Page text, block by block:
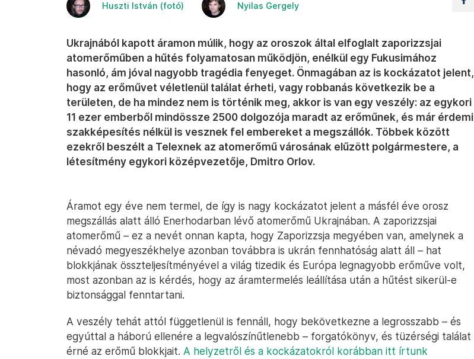
Huszti István (fotó) Nyilas Gergely
Ukrajnából kapott áramon múlik, hogy az oroszok által elfoglalt zaporizzsjai
atomerőműben a hűtés folyamatosan működjön, enélkül egy Fukusimához
hasonló, ám jóval nagyobb tragédia fenyeget. Önmagában az is kockázatot jelent,
hogy az erőművet véletlenül találat érheti, vagy robbanás következik be a
területen, de ha mindez nem is történik meg, akkor is van egy veszély: az egykori
11 ezer emberből mindössze 2500 dolgozója maradt az erőműnek, és már érdemi
szakképesítés nélkül is vesznek fel embereket a megszállók. Többek között
ezekről beszélt a Telexnek az atomerőmű városának elűzött polgármestere, a
létesítmény egykori középvezetője, Dmitro Orlov.
Áramot egy éve nem termel, de így is nagy kockázatot jelent a másfél éve orosz
megszállás alatt álló Enerhodarban lévő atomerőmű Ukrajnában. A zaporizzsjai
atomerőmű – ez a nevét onnan kapta, hogy Zaporizzsja megyében van, amelynek a
névadó megyeszékhelye azonban továbbra is ukrán fennhatóság alatt áll – hat
blokkjának összteljesítményével a világ tizedik és Európa legnagyobb erőműve volt,
most azonban az is kérdés, hogy az áramtermelés leállítása után a hűtést sikerül-e
biztonsággal fenntartani.
A veszély tehát attól függetlenül is fennáll, hogy bekövetkezne a legrosszabb – és
egyúttal a háború ellenére a legvalószínűtlenebb – forgatókönyv, és tüzérségi találat
érné az erőmű blokkjait. A helyzetről és a kockázatokról korábban itt írtunk